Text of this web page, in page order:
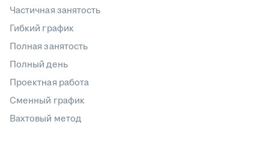
Частичная занятость
Гибкий график
Полная занятость
Полный день
Проектная работа
Сменный график
Вахтовый метод